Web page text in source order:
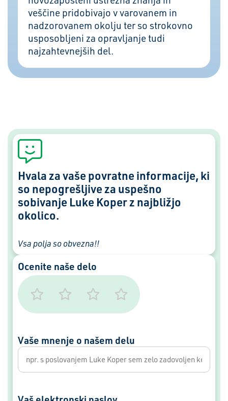
veščine pridobivajo v varovanem in
nadzorovanem okolju ter so strokovno
usposobljeni za opravljanje tudi
najzahtevnejših del.
Hvala za vaše povratne informacije, ki
so nepogrešljive za uspešno
sobivanje Luke Koper z najbližjo
okolico.
Vsa polja so obvezna!!
Ocenite naše delo
Vaše mnenje o našem delu